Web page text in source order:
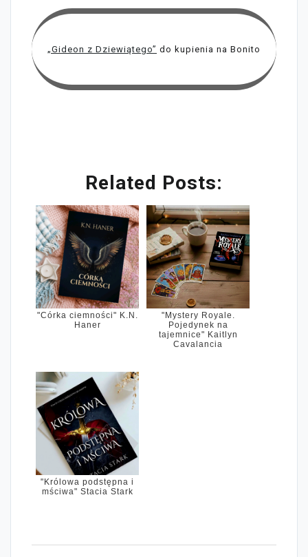
„Gideon z Dziewiątego” do kupienia na Bonito
Related Posts:
"Córka ciemności" K.N.
Haner
"Mystery Royale.
Pojedynek na
tajemnice" Kaitlyn
Cavalancia
"Królowa podstępna i
mściwa" Stacia Stark